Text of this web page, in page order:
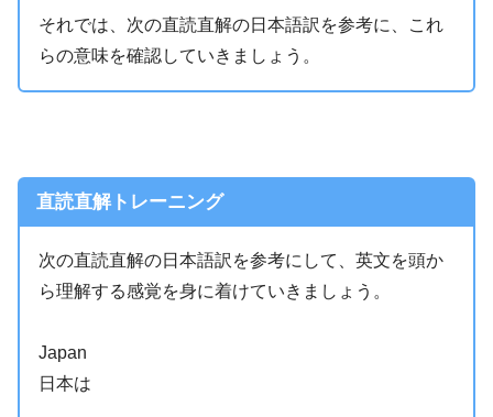
それでは、次の直読直解の日本語訳を参考に、これ
らの意味を確認していきましょう。
直読直解トレーニング
次の直読直解の日本語訳を参考にして、英文を頭か
ら理解する感覚を身に着けていきましょう。
Japan
日本は